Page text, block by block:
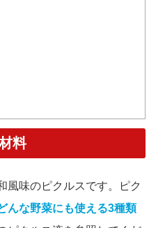
料
風味のピクルスです。ピク
んな野菜にも使える3種類